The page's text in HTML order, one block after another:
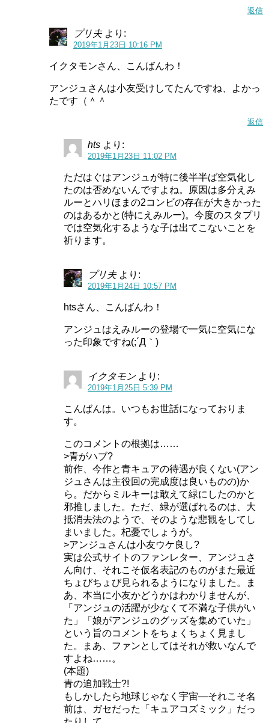
スタートゥインクルプリキュアの追加戦士の声優はまだ分
カラーペンダントDX」が発売されます。
こちらの変身アイテムに入っている音声情報から、何か判
まずは2月2日を待ちましょう。
スタートゥインクルプリキュア追加戦士の登場
追加戦士が登場する時期は、大体6月下旬から7月上旬頃に
話数でいうと、22話か23話です。
話数の合計が48～50話くらいなので、半分に達する前くら
いに登場するんですね。
最近は22話で登場のパターンが多いので、数字をよくチェ
ックしておきましょう。
キュアヘブンの声優は?変身前や必殺技などキャラクター紹介!
スタートゥインクルプリキュアの追加戦士はキ
ュアコスモ！
返信
プリ夫 より:
2019年1月23日 10:16 PM
イクタモンさん、こんばんわ！
アンジュさんは小友受けしてたんですね、よかっ
たです（＾＾
返信
hts より:
2019年1月23日 11:02 PM
ただはぐはアンジュが特に後半半ば空気化し
たのは否めないんですよね。原因は多分えみ
ルーとハリほまの2コンビの存在が大きかった
のはあるかと(特にえみルー)。今度のスタプリ
では空気化するような子は出てこないことを
祈ります。
プリ夫 より:
2019年1月24日 10:57 PM
htsさん、こんばんわ！
アンジュはえみルーの登場で一気に空気にな
った印象ですね(;´Д｀)
イクタモン より:
2019年1月25日 5:39 PM
こんばんは。いつもお世話になっておりま
す。
このコメントの根拠は……
>青がハブ?
前作、今作と青キュアの待遇が良くない(アン
ジュさんは主役回の完成度は良いものの)か
ら。だからミルキーは敢えて緑にしたのかと
邪推しました。ただ、緑が選ばれるのは、大
抵消去法のようで、そのような悲観をしてし
まいました。杞憂でしょうが。
>アンジュさんは小友ウケ良し?
実は公式サイトのファンレター、アンジュさ
ん向け、それこそ仮名表記のものがまた最近
ちょびちょび見られるようになりました。ま
あ、本当に小友かどうかはわかりませんが、
「アンジュの活躍が少なくて不満な子供がい
た」「娘がアンジュのグッズを集めていた」
という旨のコメントをちょくちょく見まし
た。まあ、ファンとしてはそれが救いなんで
すよね……。
(本題)
青の追加戦士?!
もしかしたら地球じゃなく宇宙―それこそ名
前は、ガセだった「キュアコズミック」だっ